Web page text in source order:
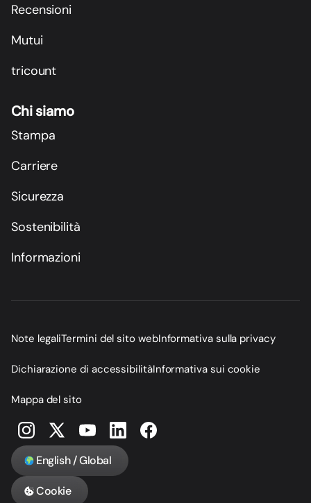
Recensioni
Mutui
tricount
Chi siamo
Stampa
Carriere
Sicurezza
Sostenibilità
Informazioni
Note legaliTermini del sito webInformativa sulla privacy
Dichiarazione di accessibilitàInformativa sui cookie
Mappa del sito
English / Global
Cookie